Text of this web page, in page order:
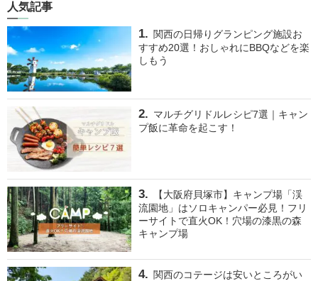
人気記事
関西の日帰りグランピング施設お
すすめ20選！おしゃれにBBQなどを楽
しもう
マルチグリドルレシピ7選｜キャン
プ飯に革命を起こす！
【大阪府貝塚市】キャンプ場「渓
流園地」はソロキャンパー必見！フリ
ーサイトで直火OK！穴場の漆黒の森
キャンプ場
関西のコテージは安いところがい